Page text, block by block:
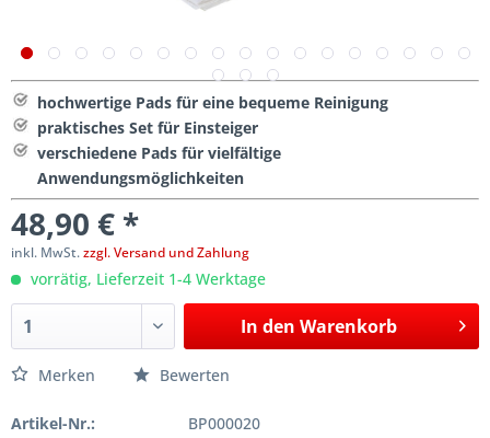
hochwertige Pads für eine bequeme Reinigung
praktisches Set für Einsteiger
verschiedene Pads für vielfältige
Anwendungsmöglichkeiten
48,90 € *
inkl. MwSt.zzgl. Versand und Zahlung
vorrätig, Lieferzeit 1-4 Werktage
In den Warenkorb
Merken Bewerten
Artikel-Nr.:
BP000020